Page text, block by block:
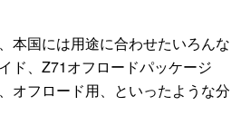
本国には用途に合わせたいろんな
ド、Z71オフロードパッケージ
オフロード用、といったような分